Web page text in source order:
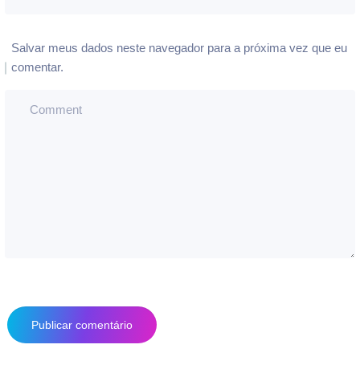
Salvar meus dados neste navegador para a próxima vez que eu
comentar.